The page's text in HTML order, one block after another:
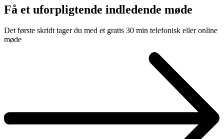
Få et uforpligtende indledende møde
Det første skridt tager du med et gratis 30 min telefonisk eller online
møde